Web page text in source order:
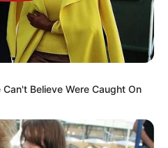
razılaşmanın
0
Believe Were Caught On